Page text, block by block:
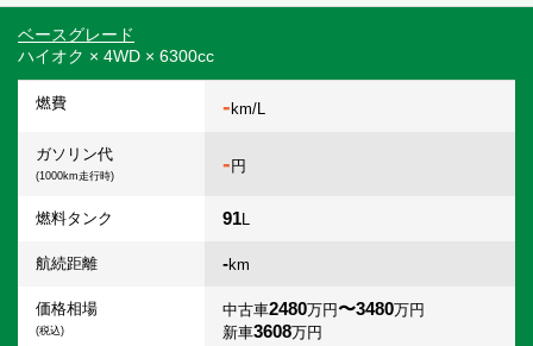
ベースグレード
ハイオク × 4WD × 6300cc
燃費 - km/L
ガソリン代
(1000km走行時) - 円
燃料タンク 91L
航続距離 -km
価格相場
(税込)
中古車2480万円〜3480万円
新車3608万円